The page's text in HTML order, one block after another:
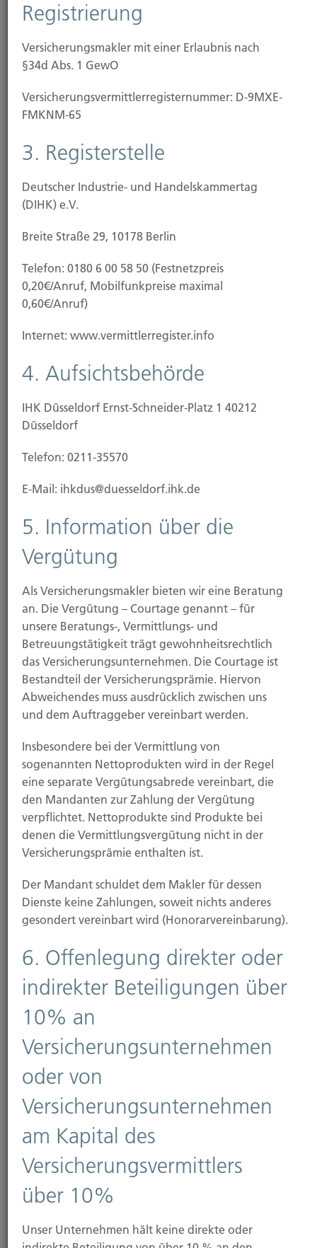
Kontakt:
Telefon: 0211-490066
E-Mail: info@Hubertbrueck.de
Registereintrag:
Eintragung im Handelsregister.
Registergericht: Amtsgericht Düsseldorf
Registernummer: HRA 3244
Erlaubnis nach § 34d Abs. 1 GewO
Aufsichtsbehörde:
Oberstadtdirektor der Landeshauptstadt Düsseldorf,
IHK zu Düsseldorf, Ernst Schneider-Platz 1 40212
Berufsbezeichnung und
berufsrechtliche Regelungen
Berufsbezeichnung: Versicherungsvermittler mit
Erlaubnis nach §34d Abs.1 GewO, erteilt durch die
IHK Hagen
http://www.vermittlerregister.info): D-ZNGI_VTZBO-
67
Aufsichtsbehörde: IHK Hagen
Es gelten folgende berufsrechtliche Regelungen:
§34d Gewerbeordnung,
§§59-68 VVG (Versicherungsvertragsgesetz)
Regelungen einsehbar unter: http://www.gesetze-
im-internet.de
Streitschlichtung
Die Europäische Kommission stellt eine Plattform
zur Online-Streitbeilegung (OS)
bereit:
https://ec.europa.eu/consumers/odr
Unsere E-Mail-Adresse finden Sie oben im
Impressum.
Wir nehmen an einem Streitbeilegungsverfahren
Registrierung
Versicherungsmakler mit einer Erlaubnis nach
§34d Abs. 1 GewO
Versicherungs­vermittler­registernummer: D-9MXE-
FMKNM-65
3. Registerstelle
Deutscher Industrie- und Handelskammertag
(DIHK) e.V.
Breite Straße 29, 10178 Berlin
Telefon: 0180 6 00 58 50 (Festnetzpreis
0,20€/Anruf, Mobilfunkpreise maximal
0,60€/Anruf)
Internet: www.vermittlerregister.info
4. Aufsichtsbehörde
IHK Düsseldorf Ernst-Schneider-Platz 1 40212
Düsseldorf
Telefon: 0211-35570
E-Mail: ihkdus@duesseldorf.ihk.de
5. Information über die
Vergütung
Als Versicherungsmakler bieten wir eine Beratung
an. Die Vergütung – Courtage genannt – für
unsere Beratungs-, Vermittlungs- und
Betreuungstätigkeit trägt gewohnheitsrechtlich
das Versicherungsunternehmen. Die Courtage ist
Bestandteil der Versicherungsprämie. Hiervon
Abweichendes muss ausdrücklich zwischen uns
und dem Auftraggeber vereinbart werden.
Insbesondere bei der Vermittlung von
sogenannten Nettoprodukten wird in der Regel
eine separate Vergütungsabrede vereinbart, die
den Mandanten zur Zahlung der Vergütung
verpflichtet. Nettoprodukte sind Produkte bei
denen die Vermittlungsvergütung nicht in der
Versicherungsprämie enthalten ist.
Der Mandant schuldet dem Makler für dessen
Dienste keine Zahlungen, soweit nichts anderes
gesondert vereinbart wird (Honorarvereinbarung).
6. Offenlegung direkter oder
indirekter Beteiligungen über
10% an
Versicherungsunternehmen
oder von
Versicherungsunternehmen
am Kapital des
Versicherungsvermittlers
über 10%
Unser Unternehmen hält keine direkte oder